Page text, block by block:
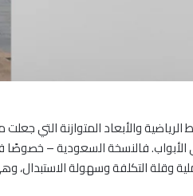
والأبعاد المتوازنة التي جعلت
الأبواب. فالنسخة السعودية –
وقلة التكلفة وسهولة